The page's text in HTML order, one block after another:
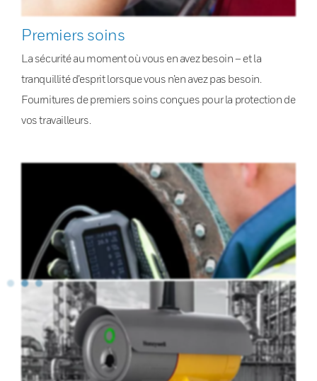
Premiers soins
La sécurité au moment où vous en avez besoin – et la
tranquillité d’esprit lorsque vous n’en avez pas besoin.
Fournitures de premiers soins conçues pour la protection de
vos travailleurs.